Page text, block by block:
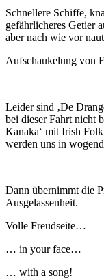
Schnellere Schiffe,
gefährlicheres Getier
aber nach wie vor
Aufschaukelung von
Leider sind ‚De
bei dieser Fahrt nicht
Kanaka‘ mit Irish
werden uns in
Dann übernimmt die
Ausgelassenheit.
Volle Freudseite…
… in your face…
… with a song!